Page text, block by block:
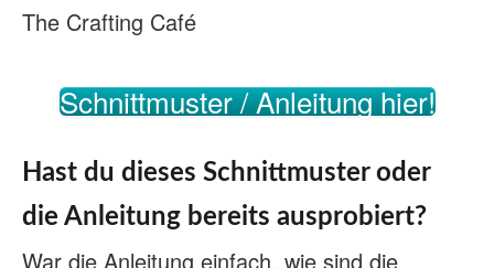
The Crafting Café
Schnittmuster / Anleitung hier!
Hast du dieses Schnittmuster oder
die Anleitung bereits ausprobiert?
War die Anleitung einfach, wie sind die